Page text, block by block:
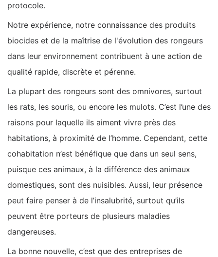
protocole.
Notre expérience, notre connaissance des produits
biocides et de la maîtrise de l'évolution des rongeurs
dans leur environnement contribuent à une action de
qualité rapide, discrète et pérenne.
La plupart des rongeurs sont des omnivores, surtout
les rats, les souris, ou encore les mulots. C’est l’une des
raisons pour laquelle ils aiment vivre près des
habitations, à proximité de l’homme. Cependant, cette
cohabitation n’est bénéfique que dans un seul sens,
puisque ces animaux, à la différence des animaux
domestiques, sont des nuisibles. Aussi, leur présence
peut faire penser à de l’insalubrité, surtout qu’ils
peuvent être porteurs de plusieurs maladies
dangereuses.
La bonne nouvelle, c’est que des entreprises de